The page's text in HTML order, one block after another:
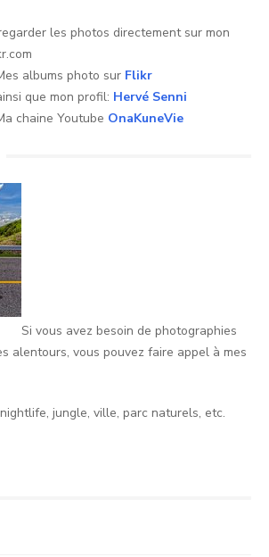
les photos directement sur mon
albums photo sur Flikr
que mon profil: Hervé Senni
chaine Youtube OnaKuneVie
Si vous avez besoin de photographies
alentours, vous pouvez faire appel à mes
jungle, ville, parc naturels, etc.